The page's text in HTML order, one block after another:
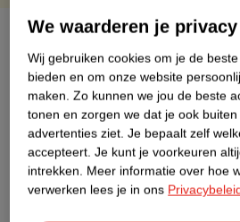
Over dit product
Productinformatie
Etiketinformatie
Nature Impact Score
We waarderen je privacy
Wij gebruiken cookies om je de
bieden en om onze website
maken. Zo kunnen we jou de beste
tonen en zorgen we dat je ook
advertenties ziet. Je bepaalt zelf
accepteert. Je kunt je voorkeuren
intrekken. Meer informatie over hoe
verwerken lees je in ons